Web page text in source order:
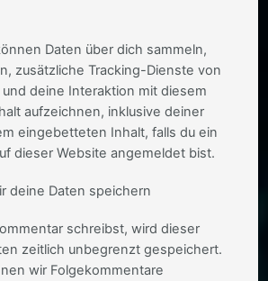
Daten über dich sammeln,
zusätzliche Tracking-Dienste von
deine Interaktion mit diesem
aufzeichnen, inklusive deiner
eingebetteten Inhalt, falls du ein
dieser Website angemeldet bist.
deine Daten speichern
schreibst, wird dieser
zeitlich unbegrenzt gespeichert.
wir Folgekommentare